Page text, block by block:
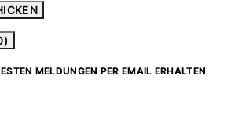
MELDUNGEN PER EMAIL ERHALTEN